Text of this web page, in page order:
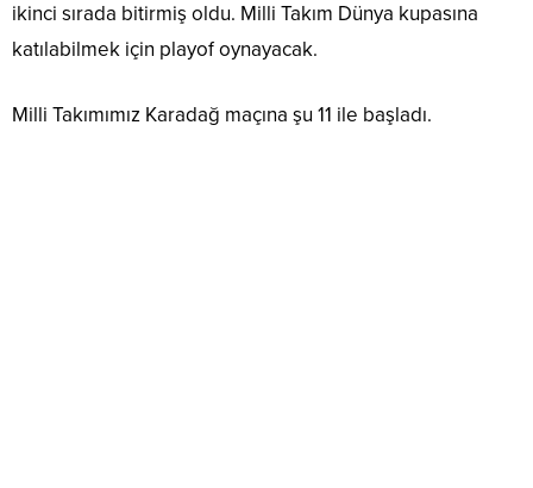
ikinci sırada bitirmiş oldu. Milli Takım Dünya kupasına
katılabilmek için playof oynayacak.
Milli Takımımız Karadağ maçına şu 11 ile başladı.